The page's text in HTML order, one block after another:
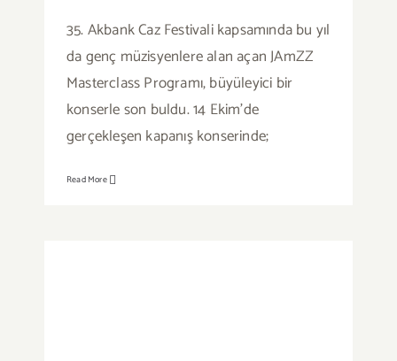
35. Akbank Caz Festivali kapsamında bu yıl
da genç müzisyenlere alan açan JAmZZ
Masterclass Programı, büyüleyici bir
konserle son buldu. 14 Ekim’de
gerçekleşen kapanış konserinde;
Read More